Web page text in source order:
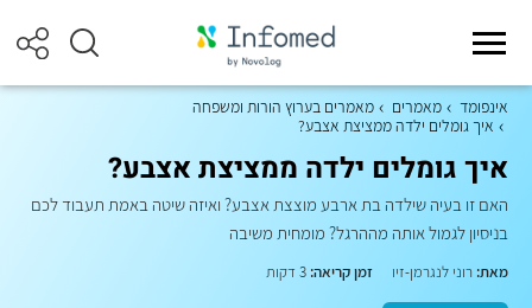
אינפומד מאמרים
מאמרים בערוץ הורות ומשפחה
איך גומלים ילדה ממציצת אצבע?
איך גומלים ילדה ממציצת אצבע?
האם זו בעיה שילדה בת ארבע מוצצת אצבע? ואיזה שיטה באמת תעבוד לכם
בניסיון לגמול אותה מההרגל? מומחית משיבה
מאת: רוני לנגרמן-זיו זמן קריאה: